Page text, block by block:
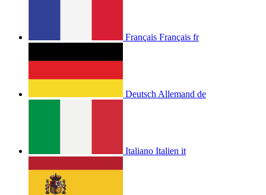
Français Français fr
Deutsch Allemand de
Italiano Italien it